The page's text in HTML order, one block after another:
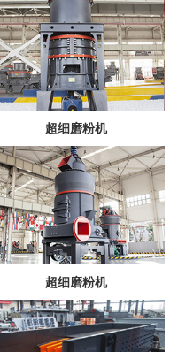
超细磨粉机
超细磨粉机